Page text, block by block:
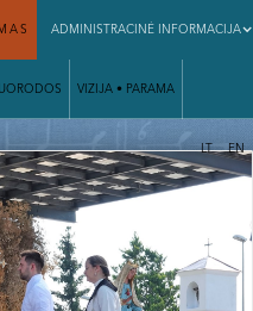
ADMINISTRACINĖ INFORMACIJA
VIZIJA • PARAMA
LT EN